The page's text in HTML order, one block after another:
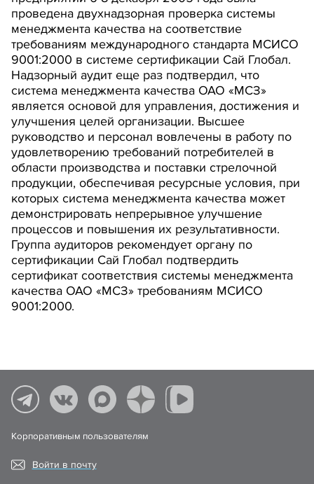
проведена двухнадзорная проверка системы
менеджмента качества на соответствие
требованиям международного стандарта МСИСО
9001:2000 в системе сертификации Сай Глобал.
Надзорный аудит еще раз подтвердил, что
система менеджмента качества ОАО «МСЗ»
является основой для управления, достижения и
улучшения целей организации. Высшее
руководство и персонал вовлечены в работу по
удовлетворению требований потребителей в
области производства и поставки стрелочной
продукции, обеспечивая ресурсные условия, при
которых система менеджмента качества может
демонстрировать непрерывное улучшение
процессов и повышения их результативности.
Группа аудиторов рекомендует органу по
сертификации Сай Глобал подтвердить
сертификат соответствия системы менеджмента
качества ОАО «МСЗ» требованиям МСИСО
9001:2000.
Корпоративным пользователям
Войти в почту